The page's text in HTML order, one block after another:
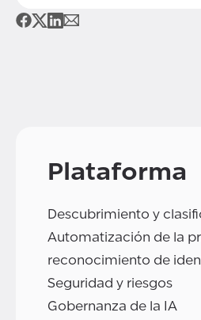
Plataforma
Descubrimiento y
Automatización de la
reconocimiento de
Seguridad y riesgos
Gobernanza de la IA